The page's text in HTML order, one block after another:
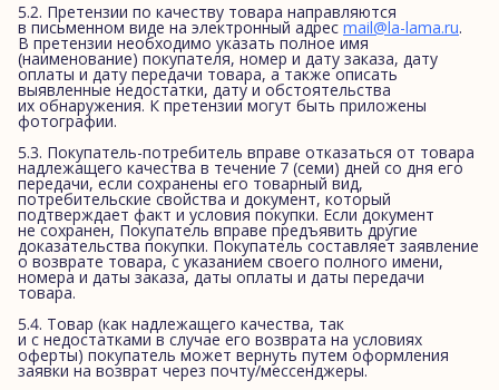
5.2. Претензии по качеству товара направляются
в письменном виде на электронный адрес mail@la-lama.ru.
В претензии необходимо указать полное имя
(наименование) покупателя, номер и дату заказа, дату
оплаты и дату передачи товара, а также описать
выявленные недостатки, дату и обстоятельства
их обнаружения. К претензии могут быть приложены
фотографии.
5.3. Покупатель-потребитель вправе отказаться от товара
надлежащего качества в течение 7 (семи) дней со дня его
передачи, если сохранены его товарный вид,
потребительские свойства и документ, который
подтверждает факт и условия покупки. Если документ
не сохранен, Покупатель вправе предъявить другие
доказательства покупки. Покупатель составляет заявление
о возврате товара, с указанием своего полного имени,
номера и даты заказа, даты оплаты и даты передачи
товара.
5.4. Товар (как надлежащего качества, так
и с недостатками в случае его возврата на условиях
оферты) покупатель может вернуть путем оформления
заявки на возврат через почту/мессенджеры.